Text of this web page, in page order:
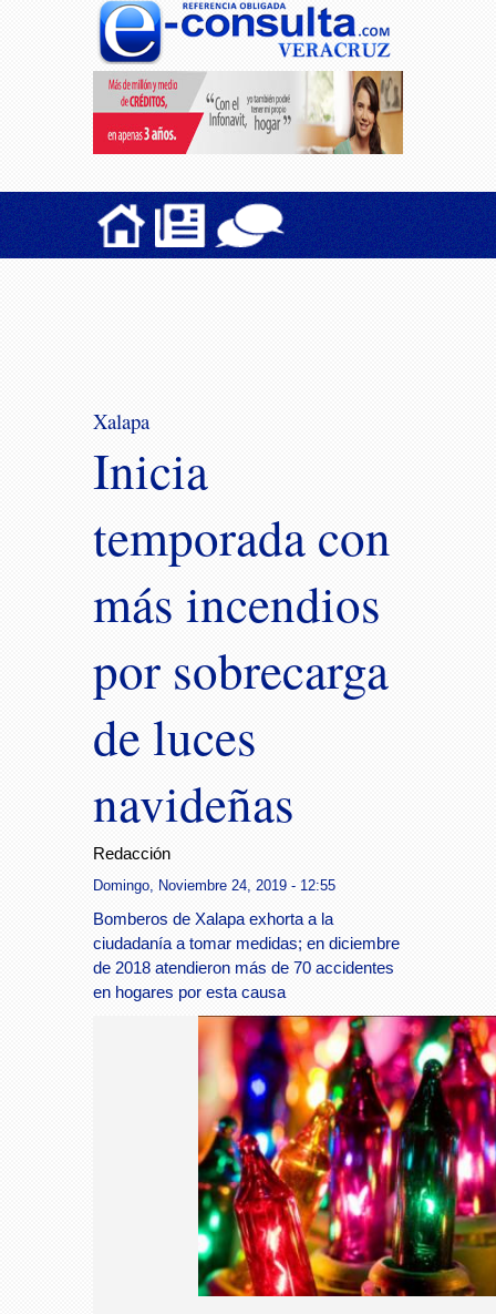
Xalapa
Inicia
temporada con
más incendios
por sobrecarga
de luces
navideñas
Redacción
Domingo, Noviembre 24, 2019 - 12:55
Bomberos de Xalapa exhorta a la
ciudadanía a tomar medidas; en diciembre
de 2018 atendieron más de 70 accidentes
en hogares por esta causa